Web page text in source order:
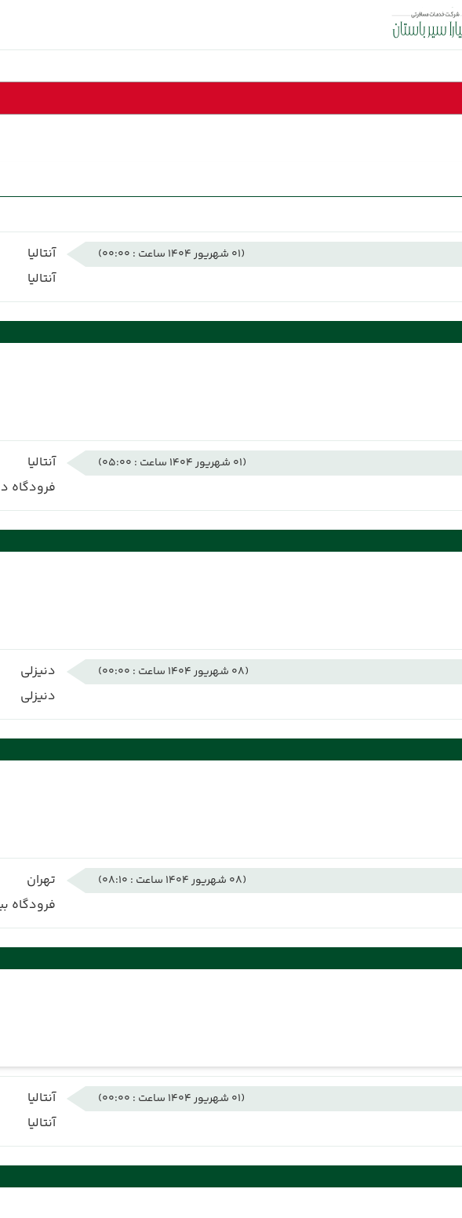
(01 شهریور 1404 ساعت : 00:00)
آنتالیا
آنتالیا
(01 شهریور 1404 ساعت : 05:00)
آنتالیا
فرودگاه
(08 شهریور 1404 ساعت : 00:00)
دنیزلی
دنیزلی
(08 شهریور 1404 ساعت : 08:10)
تهران
فرودگاه
(01 شهریور 1404 ساعت : 00:00)
آنتالیا
آنتالیا